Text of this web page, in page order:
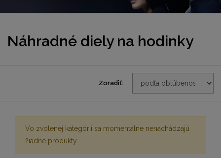
Náhradné diely na hodinky
Zoradiť:
Vo zvolenej kategórii sa momentálne nenachádzajú
žiadne produkty.